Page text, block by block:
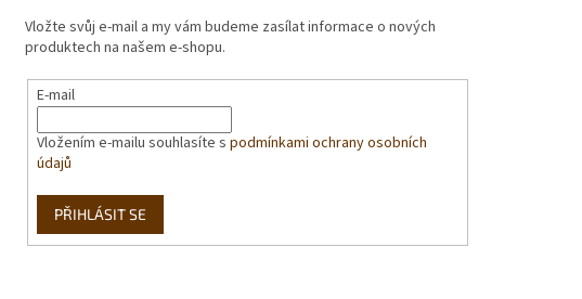
Vložte svůj e-mail a my vám budeme zasílat informace o nových
produktech na našem e-shopu.
E-mail
Vložením e-mailu souhlasíte spodmínkami ochrany osobních
údajů
PŘIHLÁSIT SE